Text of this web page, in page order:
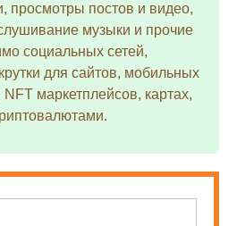
просмотры постов и видео,
музыки и прочие
социальных сетей,
для сайтов, мобильных
маркетплейсов, картах,